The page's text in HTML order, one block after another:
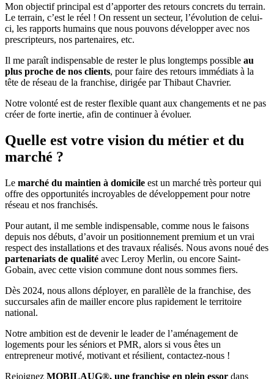
Mon objectif principal est d’apporter des retours concrets du terrain.
Le terrain, c’est le réel ! On ressent un secteur, l’évolution de celui-
ci, les rapports humains que nous pouvons développer avec nos
prescripteurs, nos partenaires, etc.
Il me paraît indispensable de rester le plus longtemps possible au
plus proche de nos clients, pour faire des retours immédiats à la
tête de réseau de la franchise, dirigée par Thibaut Chavrier.
Notre volonté est de rester flexible quant aux changements et ne pas
créer de forte inertie, afin de continuer à évoluer.
Quelle est votre vision du métier et du
marché ?
Le marché du maintien à domicile est un marché très porteur qui
offre des opportunités incroyables de développement pour notre
réseau et nos franchisés.
Pour autant, il me semble indispensable, comme nous le faisons
depuis nos débuts, d’avoir un positionnement premium et un vrai
respect des installations et des travaux réalisés. Nous avons noué des
partenariats de qualité avec Leroy Merlin, ou encore Saint-
Gobain, avec cette vision commune dont nous sommes fiers.
Dès 2024, nous allons déployer, en parallèle de la franchise, des
succursales afin de mailler encore plus rapidement le territoire
national.
Notre ambition est de devenir le leader de l’aménagement de
logements pour les séniors et PMR, alors si vous êtes un
entrepreneur motivé, motivant et résilient, contactez-nous !
Rejoignez MOBILAUG®, une franchise en plein essor dans